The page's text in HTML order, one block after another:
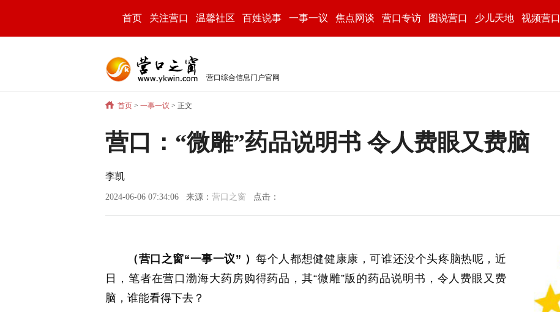
首页 关注营口 温馨社区 百姓说事 一事一议 焦点网谈 营口专访 图说营口 少儿天地 视频营口
营口综合信息门户官网
首页 > 一事一议 > 正文
营口：“微雕”药品说明书 令人费眼又费脑
李凯
2024-06-06 07:34:06 来源： 营口之窗 点击：
（营口之窗“一事一议” ）每个人都想健健康康，可谁还没个头疼脑热呢，近
日，笔者在营口渤海大药房购得药品，其“微雕”版的药品说明书，令人费眼又费
脑，谁能看得下去？